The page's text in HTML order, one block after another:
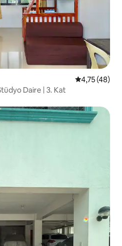
5 üzerinden
4,75 (48)
Daire | 3. Kat